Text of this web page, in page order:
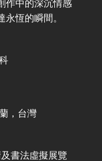
作中的深沉情感
恆的瞬間。
，台灣
書法虛擬展覽